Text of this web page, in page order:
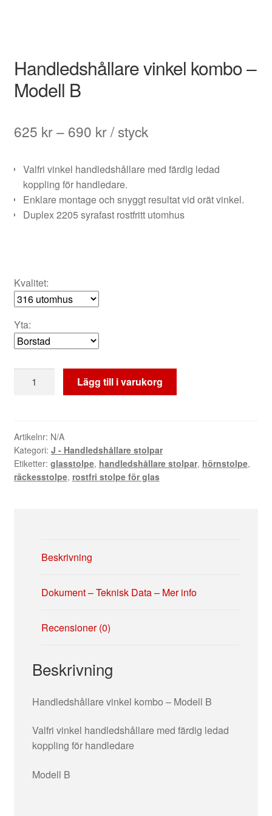
Handledshållare vinkel kombo –
Modell B
625 kr– 690 krPrisintervall:
till
690 kr
/ styck
Valfri vinkel handledshållare med färdig ledad
koppling för handledare.
Enklare montage och snyggt resultat vid orät vinkel.
Duplex 2205 syrafast rostfritt utomhus
Kvalitet:
Yta:
Handledshållare
Modell
B
mängd
Lägg till i varukorg
Artikelnr: N/A
Kategori: J - Handledshållare stolpar
Etiketter: glasstolpe, handledshållare stolpar, hörnstolpe,
räckesstolpe, rostfri stolpe för glas
Beskrivning
Dokument – Teknisk Data – Mer info
Recensioner (0)
Beskrivning
Handledshållare vinkel kombo – Modell B
Valfri vinkel handledshållare med färdig ledad
koppling för handledare
Modell B